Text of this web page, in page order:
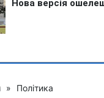
» Політика